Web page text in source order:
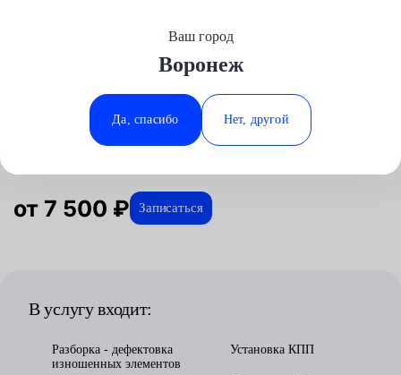
Минеральные Воды
Ростов-на-Дону
Ставрополь
Ваш город
Воронеж
Да, спасибо Нет, другой
ОтзывыАвтосервис
Ремонт МКПП в Воронеже
от 7 500 ₽ Записаться
В услугу входит:
Разборка - дефектовка
изношенных элементов
Установка КПП